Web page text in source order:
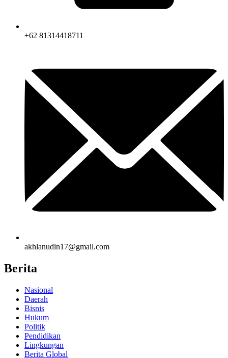
+62 81314418711
akhlanudin17@gmail.com
Berita
Nasional
Daerah
Bisnis
Hukum
Politik
Pendidikan
Lingkungan
Berita Global